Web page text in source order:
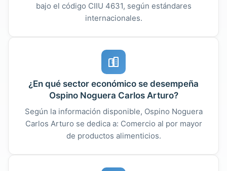
bajo el código CIIU 4631, según estándares
internacionales.
¿En qué sector económico se desempeña
Ospino Noguera Carlos Arturo?
Según la información disponible, Ospino Noguera
Carlos Arturo se dedica a: Comercio al por mayor
de productos alimenticios.